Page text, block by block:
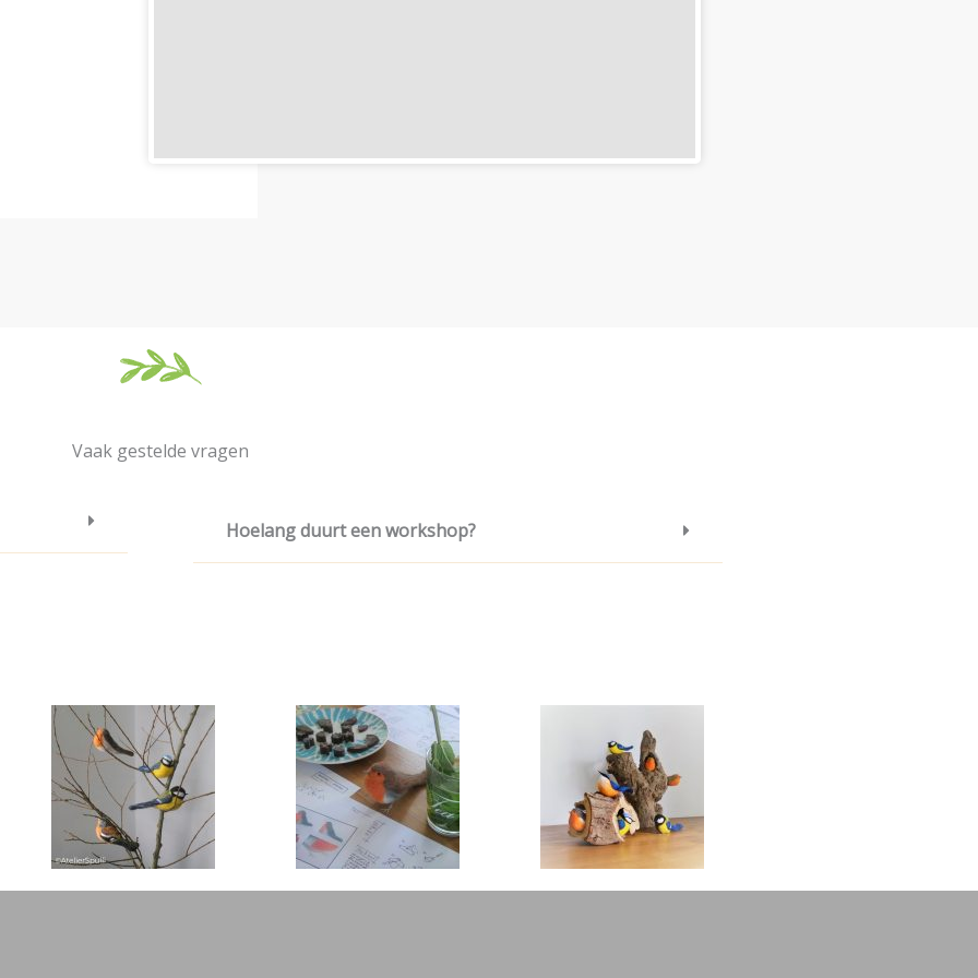
Vaak gestelde vragen
Hoelang duurt een workshop?